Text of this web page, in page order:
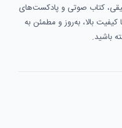
کتاب صوتی و پادکست‌های
بالا، به‌روز و مطمئن به
باشید.